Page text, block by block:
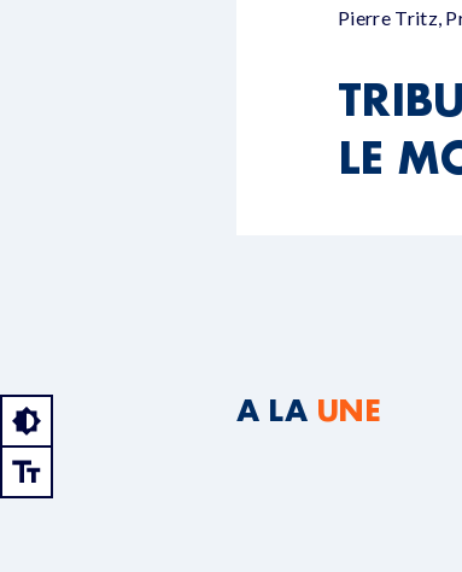
Pierre Tritz,
LE
A LA UNE